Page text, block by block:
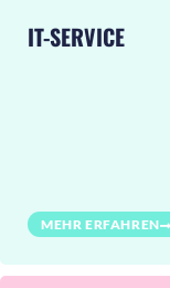
IT-SERVICE
MEHR ERFAHREN